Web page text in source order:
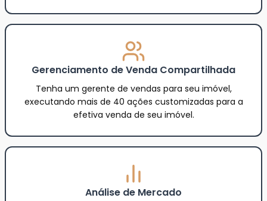
Gerenciamento de Venda Compartilhada
Tenha um gerente de vendas para seu imóvel,
executando mais de 40 ações customizadas para a
efetiva venda de seu imóvel.
Análise de Mercado